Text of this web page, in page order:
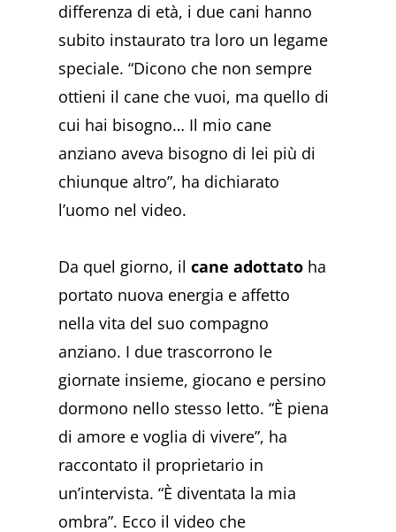
differenza di età, i due cani hanno
subito instaurato tra loro un legame
speciale. “Dicono che non sempre
ottieni il cane che vuoi, ma quello di
cui hai bisogno… Il mio cane
anziano aveva bisogno di lei più di
chiunque altro”, ha dichiarato
l’uomo nel video.
Da quel giorno, ilcane adottato ha
portato nuova energia e affetto
nella vita del suo compagno
anziano. I due trascorrono le
giornate insieme, giocano e persino
dormono nello stesso letto. “È piena
di amore e voglia di vivere”, ha
raccontato il proprietario in
un’intervista. “È diventata la mia
ombra”. Ecco il video che